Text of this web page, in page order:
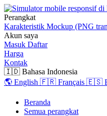
Perangkat
Karakteristik Mockup (PNG
Akun saya
Masuk Daftar
Harga
Kontak
🇮🇩 Bahasa Indonesia
🌎 English 🇫🇷 Français 🇪🇸
Beranda
Semua perangkat